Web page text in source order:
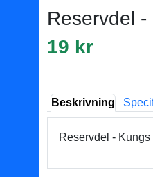
Reservdel
19 kr
Beskrivning
Reservdel -